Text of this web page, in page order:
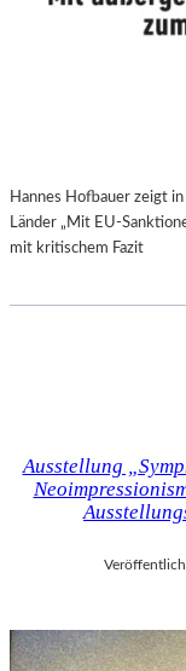
Hannes Hofbauer zeigt
Länder „Mit EU-
mit kritischem Fazit
Ausstellung